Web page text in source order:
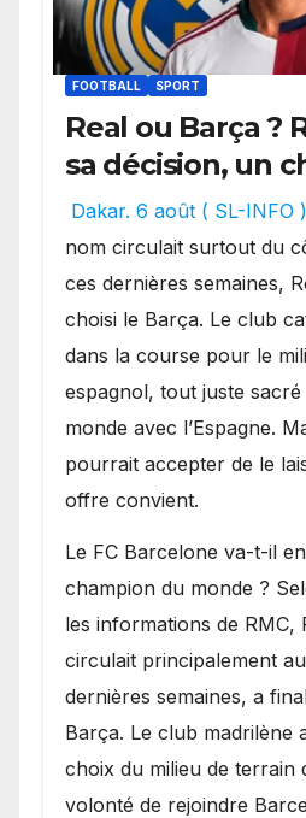
FOOTBALL SPORT
Real ou Barça ?
sa décision, un
pourrait faire
sur le marché
transferts.
Dakar. 6 août ( SL-INFO
nom circulait surtout du
ces dernières semaines,
choisi le Barça. Le club
dans la course pour le
espagnol, tout juste
monde avec l’Espagne.
pourrait accepter de le
offre convient.
​Le FC Barcelone va-t-il
champion du monde ?
les informations de RMC,
circulait principalement
dernières semaines, a
Barça. Le club madrilène
choix du milieu de terrain
volonté de rejoindre